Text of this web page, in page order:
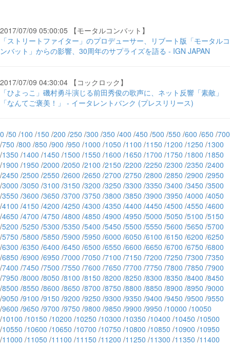
2017/07/09 05:00:05 【モータルコンバット】
「ストリートファイター」のプロデューサー、リブート版「モータルコ
ンバット」からの影響、30周年のサプライズを語る - IGN JAPAN
2017/07/09 04:30:04 【コックロック】
「ひよっこ」磯村勇斗演じる前田秀俊の歌声に、ネット反響「素敵」
「なんてご褒美！」 - イータレントバンク (プレスリリース)
0 /50 /100 /150 /200 /250 /300 /350 /400 /450 /500 /550 /600 /650 /700
/750 /800 /850 /900 /950 /1000 /1050 /1100 /1150 /1200 /1250 /1300
/1350 /1400 /1450 /1500 /1550 /1600 /1650 /1700 /1750 /1800 /1850
/1900 /1950 /2000 /2050 /2100 /2150 /2200 /2250 /2300 /2350 /2400
/2450 /2500 /2550 /2600 /2650 /2700 /2750 /2800 /2850 /2900 /2950
/3000 /3050 /3100 /3150 /3200 /3250 /3300 /3350 /3400 /3450 /3500
/3550 /3600 /3650 /3700 /3750 /3800 /3850 /3900 /3950 /4000 /4050
/4100 /4150 /4200 /4250 /4300 /4350 /4400 /4450 /4500 /4550 /4600
/4650 /4700 /4750 /4800 /4850 /4900 /4950 /5000 /5050 /5100 /5150
/5200 /5250 /5300 /5350 /5400 /5450 /5500 /5550 /5600 /5650 /5700
/5750 /5800 /5850 /5900 /5950 /6000 /6050 /6100 /6150 /6200 /6250
/6300 /6350 /6400 /6450 /6500 /6550 /6600 /6650 /6700 /6750 /6800
/6850 /6900 /6950 /7000 /7050 /7100 /7150 /7200 /7250 /7300 /7350
/7400 /7450 /7500 /7550 /7600 /7650 /7700 /7750 /7800 /7850 /7900
/7950 /8000 /8050 /8100 /8150 /8200 /8250 /8300 /8350 /8400 /8450
/8500 /8550 /8600 /8650 /8700 /8750 /8800 /8850 /8900 /8950 /9000
/9050 /9100 /9150 /9200 /9250 /9300 /9350 /9400 /9450 /9500 /9550
/9600 /9650 /9700 /9750 /9800 /9850 /9900 /9950 /10000 /10050
/10100 /10150 /10200 /10250 /10300 /10350 /10400 /10450 /10500
/10550 /10600 /10650 /10700 /10750 /10800 /10850 /10900 /10950
/11000 /11050 /11100 /11150 /11200 /11250 /11300 /11350 /11400